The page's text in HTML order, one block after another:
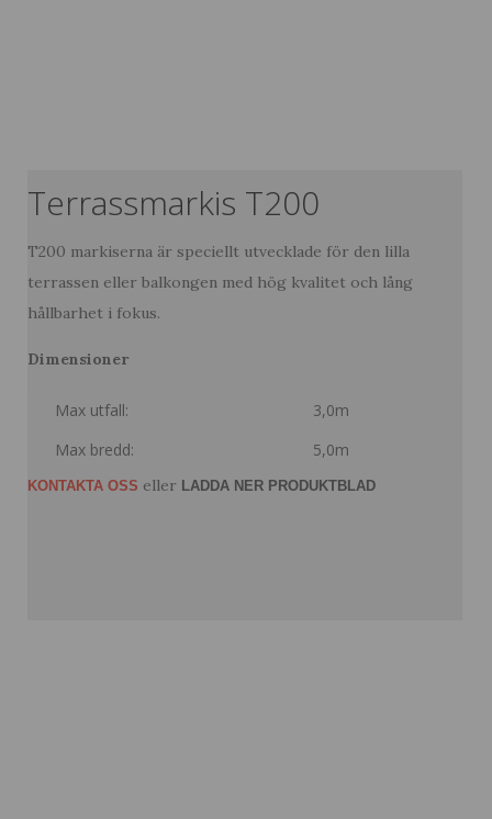
Terrassmarkis T200
T200 markiserna är speciellt utvecklade för den lilla
terrassen eller balkongen med hög kvalitet och lång
hållbarhet i fokus.
Dimensioner
Max utfall:
3,0m
Max bredd:
5,0m
KONTAKTA OSS eller LADDA NER PRODUKTBLAD